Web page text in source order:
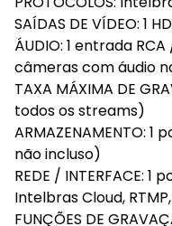
SAÍDAS DE VÍDEO: 1
ÁUDIO: 1 entrada
câmeras com áudio
TAXA MÁXIMA DE
todos os streams)
ARMAZENAMENTO:
não incluso)
REDE / INTERFACE:
Intelbras Cloud,
FUNÇÕES DE